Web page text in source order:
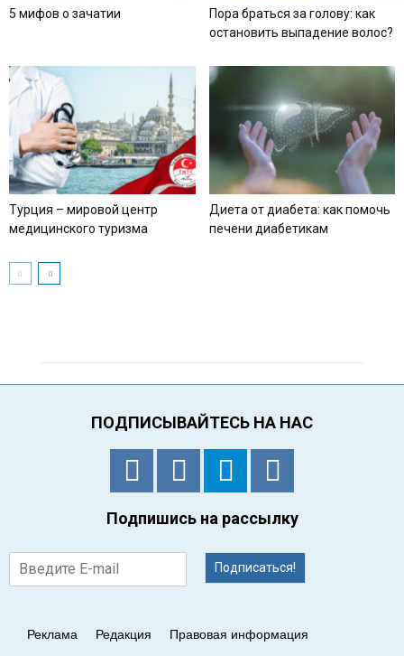
5 мифов о зачатии
Пора браться за голову: как
остановить выпадение волос?
Турция – мировой центр
медицинского туризма
Диета от диабета: как помочь
печени диабетикам
ПОДПИСЫВАЙТЕСЬ НА НАС
Подпишись на рассылку
Подписаться!
Реклама Редакция Правовая информация